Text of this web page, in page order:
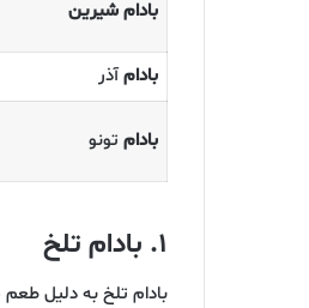
بادام شیرین
بادامآذر
بادام تونو
۱. بادام تلخ
بادام تلخ به دلیل طعم